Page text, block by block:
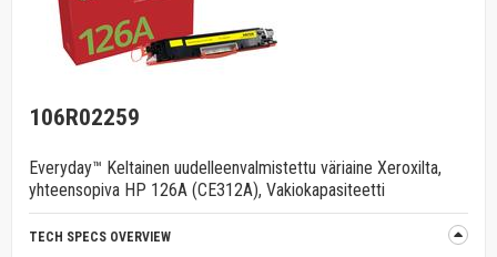
106R02259
Everyday™ Keltainen uudelleenvalmistettu väriaine Xeroxilta,
yhteensopiva HP 126A (CE312A), Vakiokapasiteetti
TECH SPECS OVERVIEW